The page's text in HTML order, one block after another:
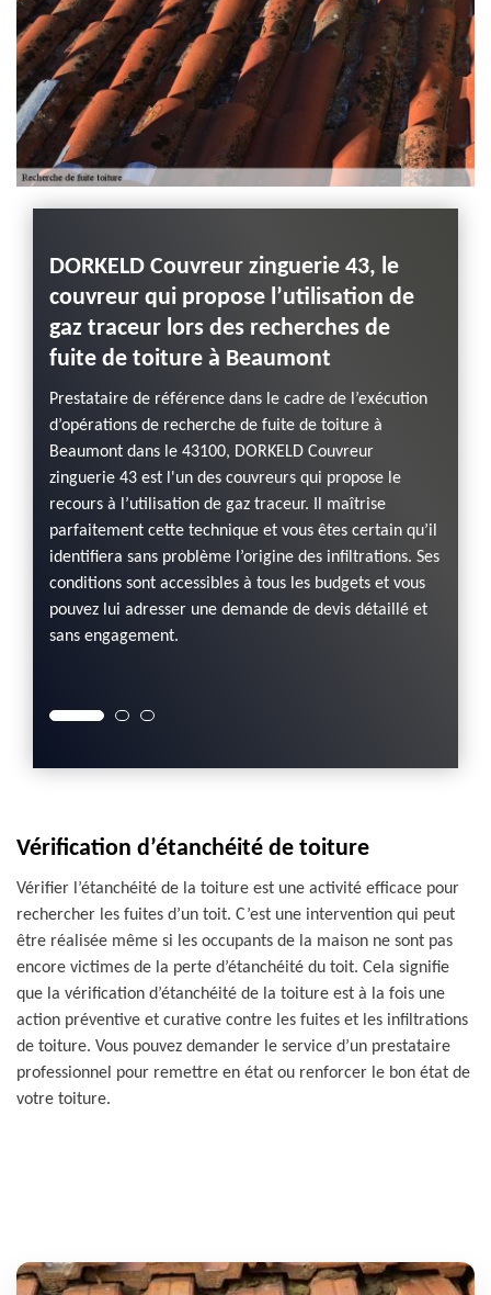
DORKELD Couvreur zinguerie 43, le
couvreur qui propose l’utilisation de
gaz traceur lors des recherches de
fuite de toiture à Beaumont
Prestataire de référence dans le cadre de l’exécution
d’opérations de recherche de fuite de toiture à
Beaumont dans le 43100, DORKELD Couvreur
zinguerie 43 est l'un des couvreurs qui propose le
recours à l’utilisation de gaz traceur. Il maîtrise
parfaitement cette technique et vous êtes certain qu’il
identifiera sans problème l’origine des infiltrations. Ses
conditions sont accessibles à tous les budgets et vous
pouvez lui adresser une demande de devis détaillé et
sans engagement.
Vérification d’étanchéité de toiture
Vérifier l’étanchéité de la toiture est une activité efficace pour
rechercher les fuites d’un toit. C’est une intervention qui peut
être réalisée même si les occupants de la maison ne sont pas
encore victimes de la perte d’étanchéité du toit. Cela signifie
que la vérification d’étanchéité de la toiture est à la fois une
action préventive et curative contre les fuites et les infiltrations
de toiture. Vous pouvez demander le service d’un prestataire
professionnel pour remettre en état ou renforcer le bon état de
votre toiture.